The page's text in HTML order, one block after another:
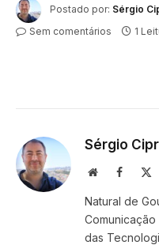
Postado por: Sérgio
Sem comentários
1
Sérgio
WebsiteFacebook
Natural de
Comunicação
das